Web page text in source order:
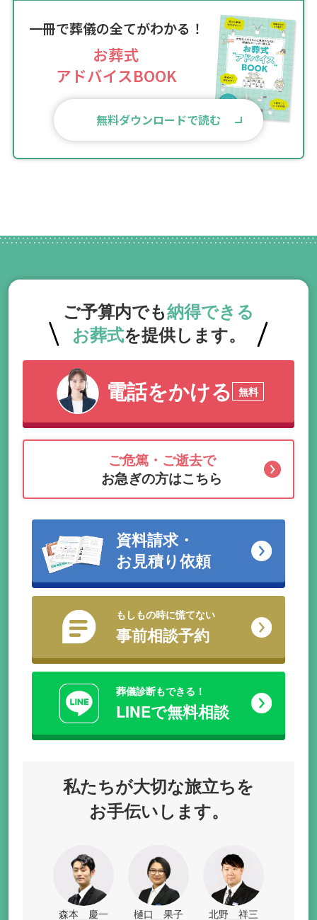
一冊で葬儀の全てがわかる！
お葬式
アドバイスBOOK
無料ダウンロードで読む
ご予算内でも納得できる
お葬式を提供します。
電話をかける 無料
ご危篤・ご逝去で
お急ぎの方はこちら
資料請求・
お見積り依頼
もしもの時に慌てない
事前相談予約
葬儀診断もできる！
LINEで無料相談
私たちが大切な旅立ちを
お手伝いします。
森本 慶一 樋口 果子 北野 祥三